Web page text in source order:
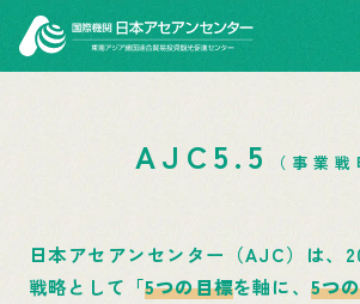
AJC5.5 （事業戦
日本アセアンセンター（AJC）は、
戦略として「5つの目標を軸に、 5つ